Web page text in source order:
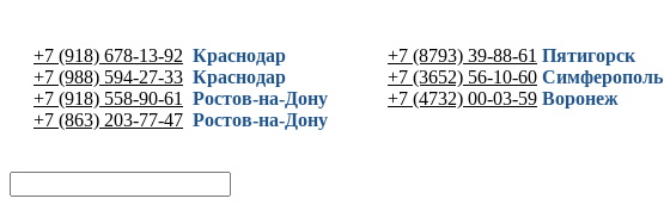
+7 (918) 678-13-92 Краснодар
+7 (988) 594-27-33 Краснодар
+7 (918) 558-90-61
Ростов-на-Дону
+7 (863) 203-77-47 Ростов-на-Дону
+7 (8793) 39-88-61 Пятигорск
+7 (3652) 56-10-60 Симферополь
+7 (4732) 00-03-59 Воронеж